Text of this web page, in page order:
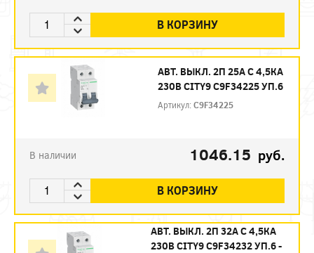
В КОРЗИНУ
АВТ. ВЫКЛ. 2П 25А С 4,5КА
230В CITY9 C9F34225 УП.6
Артикул:C9F34225
В наличии 1046.15 руб.
В КОРЗИНУ
АВТ. ВЫКЛ. 2П 32А С 4,5КА
230В CITY9 C9F34232 УП.6 -